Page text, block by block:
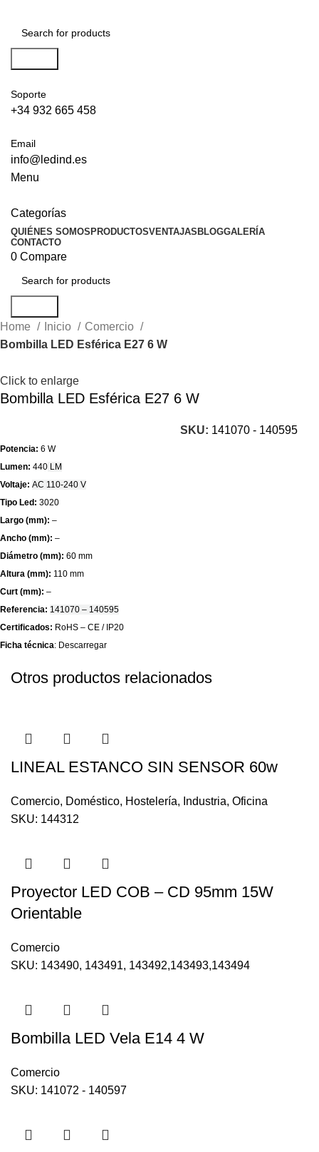
Soporte
+34 932 665 458‬
Email
info@ledind.es
Menu
Categorías
QUIÉNES SOMOS PRODUCTOSVENTAJAS BLOGGALERÍA
CONTACTO
0 Compare
Home
Inicio
Comercio
Bombilla LED Esférica E27 6 W
Click to enlarge
Bombilla LED Esférica E27 6 W
SKU: 141070 - 140595
Potencia: 6 W
Lumen: 440 LM
Voltaje: AC 110-240 V
Tipo Led: 3020
Largo (mm): –
Ancho (mm): –
Diámetro (mm): 60 mm
Altura (mm): 110 mm
Curt (mm): –
Referencia: 141070 – 140595
Certificados: RoHS – CE / IP20
Ficha técnica: Descarregar
Otros productos relacionados
LINEAL ESTANCO SIN SENSOR 60w
Comercio, Doméstico, Hostelería, Industria, Oficina
SKU: 144312
Proyector LED COB – CD 95mm 15W
Orientable
Comercio
SKU: 143490, 143491, 143492,143493,143494
Bombilla LED Vela E14 4 W
Comercio
SKU: 141072 - 140597